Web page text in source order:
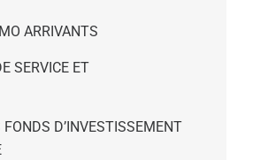
ARRIVANTS
SERVICE ET
D’INVESTISSEMENT